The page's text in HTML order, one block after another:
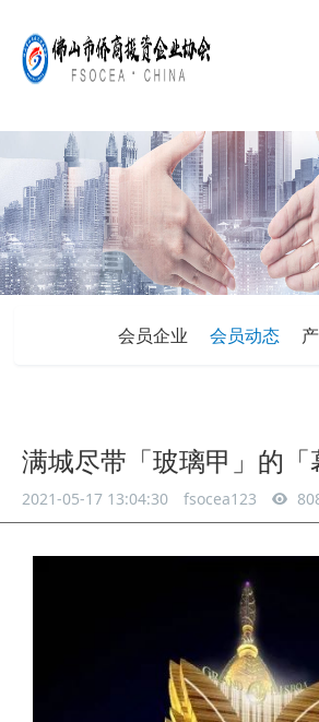
会员企业 会员动态
满城尽带「玻璃甲」的「
2021-05-17 13:04:30 fsocea123